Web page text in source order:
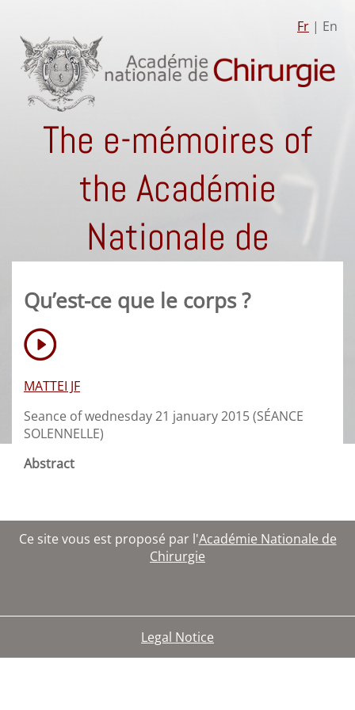
Fr | En
The e-mémoires of
the Académie
Nationale de
Chirurgie
Qu’est-ce que le corps ?
MATTEI JF
Seance of wednesday 21 january 2015 (SÉANCE
SOLENNELLE)
Abstract
Ce site vous est proposé par l'Académie Nationale de
Chirurgie
Legal Notice